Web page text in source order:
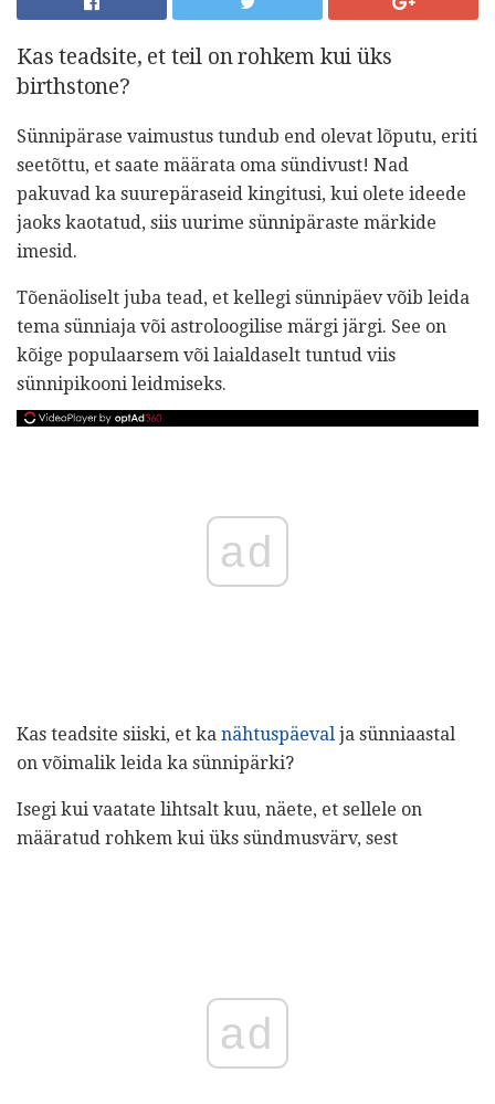
Kas teadsite, et teil on rohkem kui üks
birthstone?
Sünnipärase vaimustus tundub end olevat lõputu, eriti
seetõttu, et saate määrata oma sündivust! Nad
pakuvad ka suurepäraseid kingitusi, kui olete ideede
jaoks kaotatud, siis uurime sünnipäraste märkide
imesid.
Tõenäoliselt juba tead, et kellegi sünnipäev võib leida
tema sünniaja või astroloogilise märgi järgi. See on
kõige populaarsem või laialdaselt tuntud viis
sünnipikooni leidmiseks.
ad
Kas teadsite siiski, et ka nähtuspäeval ja sünniaastal
on võimalik leida ka sünnipärki?
Isegi kui vaatate lihtsalt kuu, näete, et sellele on
määratud rohkem kui üks sündmusvärv, sest
ad